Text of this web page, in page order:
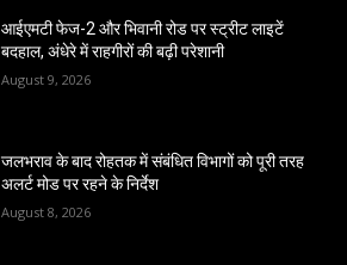
आईएमटी फेज-2 और भिवानी रोड पर स्ट्रीट लाइटें
बदहाल, अंधेरे में राहगीरों की बढ़ी परेशानी
August 9, 2026
जलभराव के बाद रोहतक में संबंधित विभागों को पूरी तरह
अलर्ट मोड पर रहने के निर्देश
August 8, 2026